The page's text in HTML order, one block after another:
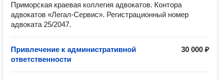
Приморская краевая коллегия адвокатов. Контора
адвокатов «Легал-Сервис». Регистрационный номер
адвоката 25/2047.
Привлечение к административной
ответственности
30 000 ₽